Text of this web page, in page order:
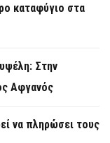
καταφύγιο στα
Στην
Αφγανός
να πληρώσει τους